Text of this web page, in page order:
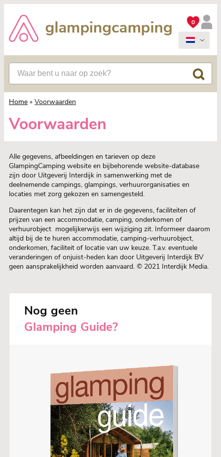
0
Home » Voorwaarden
Voorwaarden
Alle gegevens, afbeeldingen en tarieven op deze
GlampingCamping website en bijbehorende website-database
zijn door Uitgeverij Interdijk in samenwerking met de
deelnemende campings, glampings, verhuurorganisaties en
locaties met zorg gekozen en samengesteld.
Daarentegen kan het zijn dat er in de gegevens, faciliteiten of
prijzen van een accommodatie, camping, onderkomen of
verhuurobject mogelijkerwijs een wijziging zit. Informeer daarom
altijd bij de te huren accommodatie, camping-verhuurobject,
onderkomen, faciliteit of locatie van uw keuze. T.a.v. eventuele
veranderingen of onjuist-heden kan door Uitgeverij Interdijk BV
geen aansprakelijkheid worden aanvaard. © 2021 Interdijk Media.
Nog geen
Glamping Guide?